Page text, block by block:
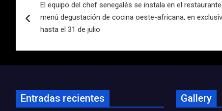
de
entradas
El equipo del chef senegalés se instala en el
menú degustación de cocina oeste-africana, en
hasta el 31 de julio
Entradas recientes Gallery